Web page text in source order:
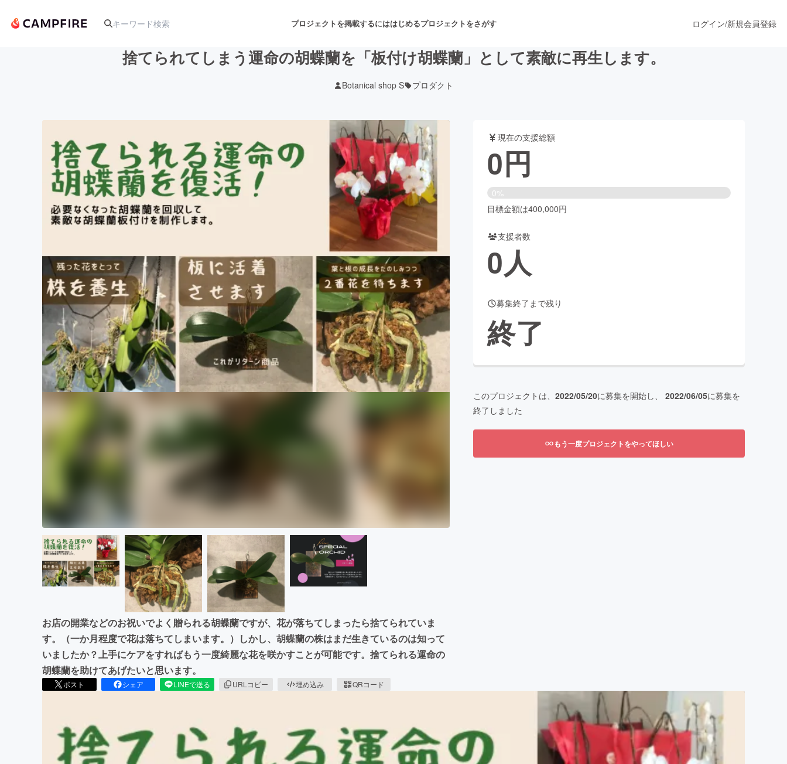
プロジェクトを掲載するにははじめるプロジェクトをさがす
アート・写真 音楽 舞台・パフォーマンス
テクノロジー・ガジェット ゲーム・サービス開発 フード・飲食店
映像・映画 書籍・雑誌出版 アニメ・漫画
ビューティー・ヘルスケア
まちづくり・地域活性化
CAMPFIRE for Social GoodCAMPFIRE Creation
CAMPFIREふるさと納税machi-ya
ログイン/新規会員登録
捨てられてしまう運命の胡蝶蘭を「板付け胡蝶蘭」として素敵に再生します。
Botanical shop S プロダクト
お店の開業などのお祝いでよく贈られる胡蝶蘭ですが、花が落ちてしまったら捨てられていま
す。（一か月程度で花は落ちてしまいます。）しかし、胡蝶蘭の株はまだ生きているのは知って
いましたか？上手にケアをすればもう一度綺麗な花を咲かすことが可能です。捨てられる運命の
胡蝶蘭を助けてあげたいと思います。
ポスト シェア LINEで送る URLコピー 埋め込み QRコード
現在の支援総額
0円
0%
目標金額は400,000円
支援者数
0人
募集終了まで残り
終了
このプロジェクトは、 2022/05/20に募集を開始し、 2022/06/05に募集を
終了しました
もう一度プロジェクトをやってほしい